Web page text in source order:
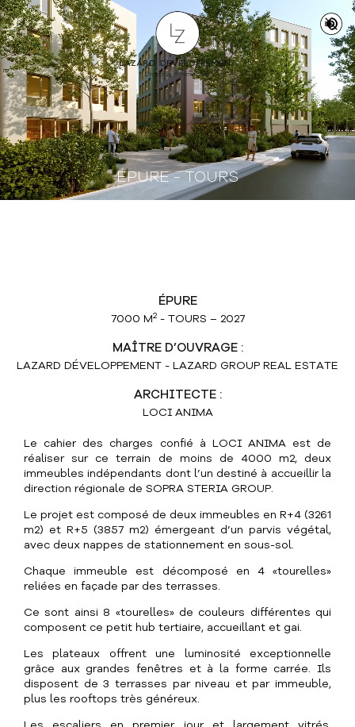
ÉPURE - TOURS
ÉPURE
7000 M2 - TOURS – 2027
MAÎTRE D’OUVRAGE :
LAZARD DÉVELOPPEMENT - LAZARD GROUP REAL ESTATE
ARCHITECTE :
LOCI ANIMA
Le cahier des charges confié à LOCI ANIMA est de
réaliser sur ce terrain de moins de 4000 m2, deux
immeubles indépendants dont l’un destiné à accueillir la
direction régionale de SOPRA STERIA GROUP.
Le projet est composé de deux immeubles en R+4 (3261
m2) et R+5 (3857 m2) émergeant d’un parvis végétal,
avec deux nappes de stationnement en sous-sol.
Chaque immeuble est décomposé en 4 «tourelles»
reliées en façade par des terrasses.
Ce sont ainsi 8 «tourelles» de couleurs différentes qui
composent ce petit hub tertiaire, accueillant et gai.
Les plateaux offrent une luminosité exceptionnelle
grâce aux grandes fenêtres et à la forme carrée. Ils
disposent de 3 terrasses par niveau et par immeuble,
plus les rooftops très généreux.